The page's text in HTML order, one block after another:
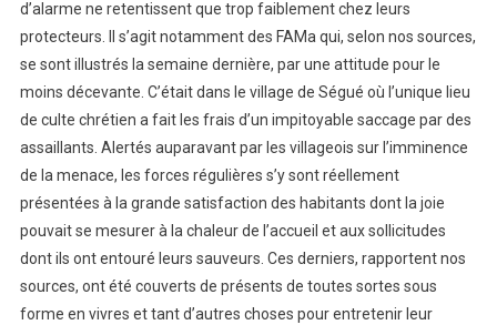
d’alarme ne retentissent que trop faiblement chez leurs
protecteurs. Il s’agit notamment des FAMa qui, selon nos sources,
se sont illustrés la semaine dernière, par une attitude pour le
moins décevante. C’était dans le village de Ségué où l’unique lieu
de culte chrétien a fait les frais d’un impitoyable saccage par des
assaillants. Alertés auparavant par les villageois sur l’imminence
de la menace, les forces régulières s’y sont réellement
présentées à la grande satisfaction des habitants dont la joie
pouvait se mesurer à la chaleur de l’accueil et aux sollicitudes
dont ils ont entouré leurs sauveurs. Ces derniers, rapportent nos
sources, ont été couverts de présents de toutes sortes sous
forme en vivres et tant d’autres choses pour entretenir leur